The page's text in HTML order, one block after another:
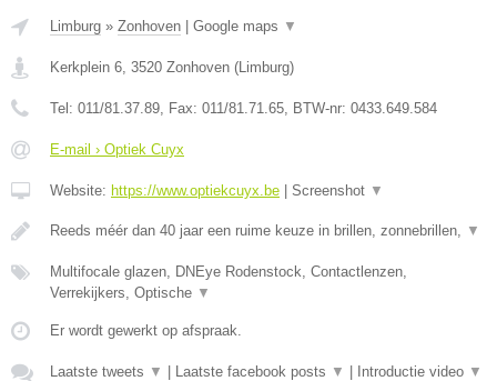
Limburg » Zonhoven Google maps ▼
Kerkplein 6, 3520 Zonhoven (Limburg)
Tel: 011/81.37.89, Fax: 011/81.71.65, BTW-nr: 0433.649.584
E-mail › Optiek Cuyx
Website: https://www.optiekcuyx.be Screenshot ▼
Reeds méér dan 40 jaar een ruime keuze in brillen, zonnebrillen, ▼
Multifocale glazen, DNEye Rodenstock, Contactlenzen,
Verrekijkers, Optische ▼
Er wordt gewerkt op afspraak.
Laatste tweets ▼ Laatste facebook posts ▼ Introductie video ▼